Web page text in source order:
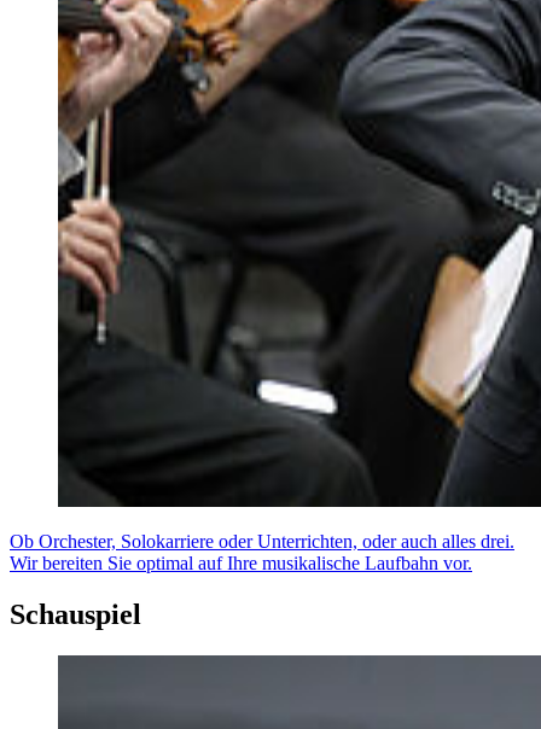
Ob Orchester, Solokarriere oder Unterrichten, oder auch alles drei.
Wir bereiten Sie optimal auf Ihre musikalische Laufbahn vor.
Schauspiel